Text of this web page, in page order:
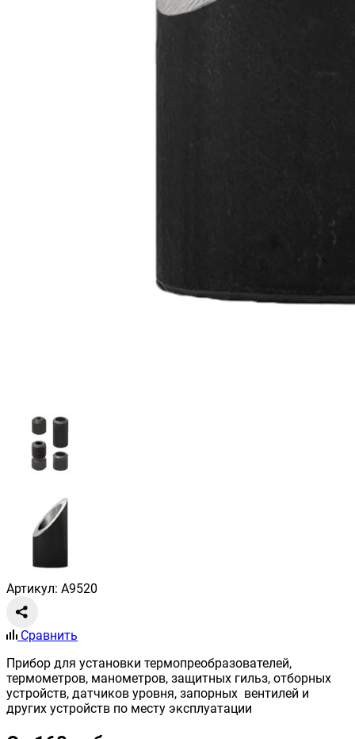
Артикул: A9520
Сравнить
Прибор для установки термопреобразователей,
термометров, манометров, защитных гильз, отборных
устройств, датчиков уровня, запорных вентилей и
других устройств по месту эксплуатации